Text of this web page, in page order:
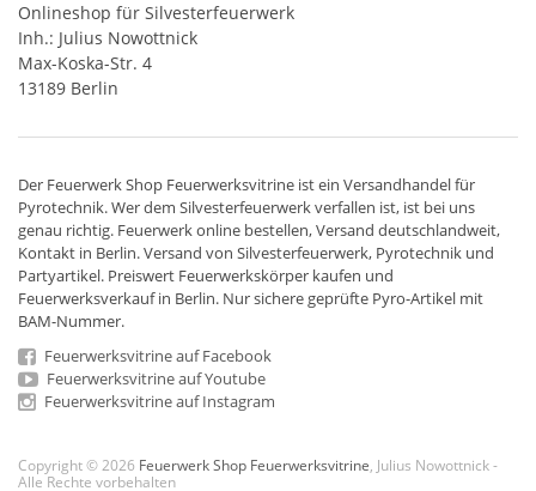
Onlineshop für Silvesterfeuerwerk
Inh.: Julius Nowottnick
Max-Koska-Str. 4
13189 Berlin
Der Feuerwerk Shop Feuerwerksvitrine ist ein Versandhandelfür
Pyrotechnik. Wer dem Silvesterfeuerwerk verfallen ist, ist bei uns
genau richtig. Feuerwerk online bestellen,Versand deutschlandweit,
Kontakt in Berlin. Versand von Silvesterfeuerwerk, Pyrotechnik und
Partyartikel. Preiswert Feuerwerkskörper kaufen und
Feuerwerksverkauf in Berlin. Nur sichere geprüfte Pyro-Artikel mit
BAM-Nummer.
Feuerwerksvitrine auf Facebook
Feuerwerksvitrine auf Youtube
Feuerwerksvitrine auf Instagram
Copyright © 2026 Feuerwerk Shop Feuerwerksvitrine , Julius Nowottnick -
Alle Rechte vorbehalten